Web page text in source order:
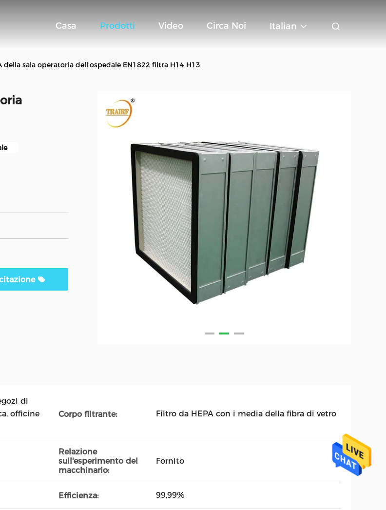
Casa Prodotti Video Circa Noi Italian
della sala operatoria dell'ospedale EN1822 filtra H14 H13
di
officine
Corpo filtrante: Filtro da HEPA con i media della fibra di vetro
Relazione
sull'esperimento del
macchinario:
Fornito
Efficienza: 99,99%